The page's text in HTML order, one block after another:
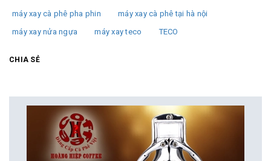
máy xay cà phê pha phin
máy xay cà phê tại hà nội
máy xay nửa ngựa
máy xay teco TECO
CHIA SẺ